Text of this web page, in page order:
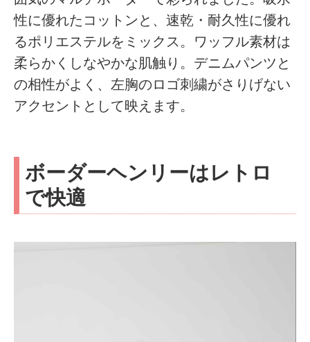
性に優れたコットンと、速乾・耐久性に優れ
るポリエステルをミックス。ワッフル素材は
柔らかくしなやかな肌触り。デニムパンツと
の相性がよく、左胸のロゴ刺繍がさりげない
アクセントとして映えます。
ボーダーヘンリーはレトロ
で快適